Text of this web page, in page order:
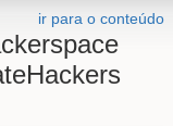
ir para o conteúdo